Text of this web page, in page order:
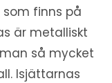
som finns på
är metalliskt
så mycket
Isjättarnas